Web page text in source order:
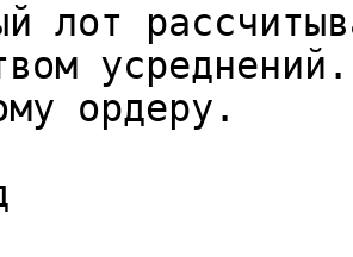
лот
ордеру.